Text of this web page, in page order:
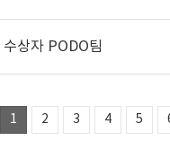
상자 PODO팀
1 2 3 4 5